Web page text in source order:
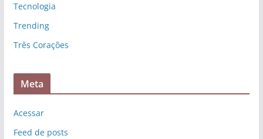
Tecnologia
Trending
Três Corações
Meta
Acessar
Feed de posts